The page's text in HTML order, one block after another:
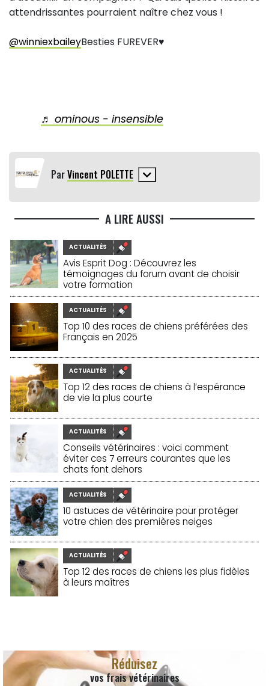
attendrissantes pourraient naître chez vous !
@winniexbaileyBesties FUREVER♥️
♬ ominous - insensible
ParVincent POLETTE
A LIRE AUSSI
ACTUALITÉS
Avis Esprit Dog : Découvrez les
témoignages du forum avant de choisir
votre formation
ACTUALITÉS
Top 10 des races de chiens préférées des
Français en 2025
ACTUALITÉS
Top 12 des races de chiens à l’espérance
de vie la plus courte
ACTUALITÉS
Conseils vétérinaires : voici comment
éviter ces 7 erreurs courantes que les
chats font dehors
ACTUALITÉS
10 astuces de vétérinaire pour protéger
votre chien des premières neiges
ACTUALITÉS
Top 12 des races de chiens les plus fidèles
à leurs maîtres
Réduisez
vos frais vétérinaires